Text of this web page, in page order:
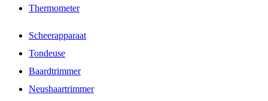
Thermometer
Scheerapparaat
Tondeuse
Baardtrimmer
Neushaartrimmer